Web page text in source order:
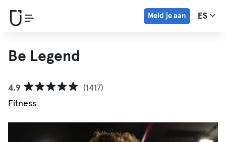
Meld je aan ES
Be Legend
4.9
(1417)
Fitness